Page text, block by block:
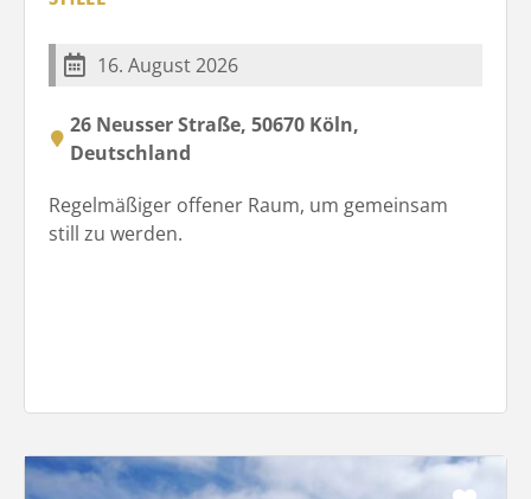
16. August 2026
26 Neusser Straße, 50670 Köln,
Deutschland
Regelmäßiger offener Raum, um gemeinsam
still zu werden.